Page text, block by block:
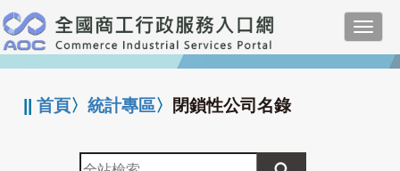
跳
到
主
要
:::
||首頁〉統計專區〉 閉鎖性公司名錄
全